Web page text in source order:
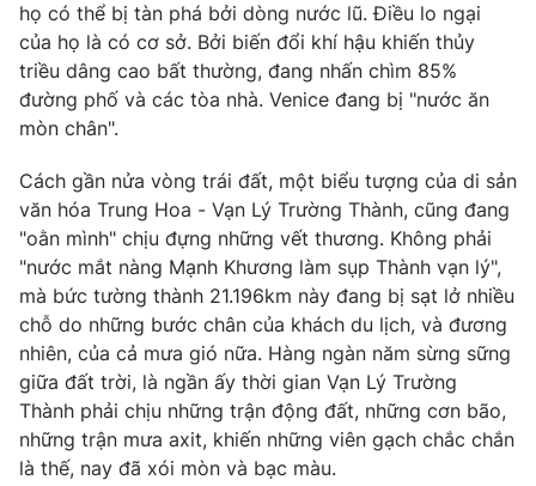
Video Shorts video
VTV Money
VTV Sức khoẻ Bất động sản
Thị trường 24h Tấm lòng Việt
VTV4 Vươn mình bằng AI
VTV9 VTV8
Liên hệ tòa soạn English
họ có thể bị tàn phá bởi dòng nước lũ. Điều lo ngại
của họ là có cơ sở. Bởi biến đổi khí hậu khiến thủy
triều dâng cao bất thường, đang nhấn chìm 85%
đường phố và các tòa nhà. Venice đang bị "nước ăn
mòn chân".
Cách gần nửa vòng trái đất, một biểu tượng của di sản
văn hóa Trung Hoa - Vạn Lý Trường Thành, cũng đang
"oằn mình" chịu đựng những vết thương. Không phải
"nước mắt nàng Mạnh Khương làm sụp Thành vạn lý",
mà bức tường thành 21.196km này đang bị sạt lở nhiều
chỗ do những bước chân của khách du lịch, và đương
nhiên, của cả mưa gió nữa. Hàng ngàn năm sừng sững
giữa đất trời, là ngần ấy thời gian Vạn Lý Trường
Thành phải chịu những trận động đất, những cơn bão,
những trận mưa axit, khiến những viên gạch chắc chắn
là thế, nay đã xói mòn và bạc màu.